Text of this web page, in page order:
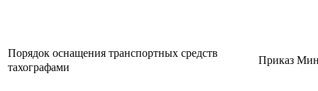
Порядок оснащения транспортных средств
тахографами
Приказ